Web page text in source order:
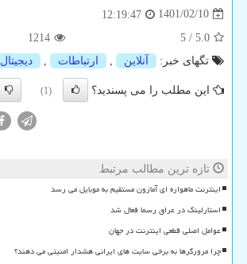
1401/02/10
12:19:47
5.0
/
5
1214
تگهای خبر:
آنلاین , ارتباطات , دیجیتال
این مطلب را می پسندید؟ (1)
تازه ترین مطالب مرتبط
اینترنت ماهواره ای آمازون مستقیم به موبایل می رسد
استارلینک در عراق رسما فعال شد
عوامل اصلی قطعی اینترنت در جهان
چرا مرورگرها به برخی سایت های ایرانی هشدار امنیتی می دهند؟